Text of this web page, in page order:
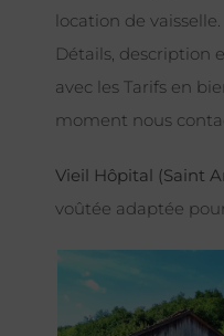
location de vaisselle.
Détails, description
avec les Tarifs en
moment nous
Vieil Hôpital (Saint
voûtée adaptée